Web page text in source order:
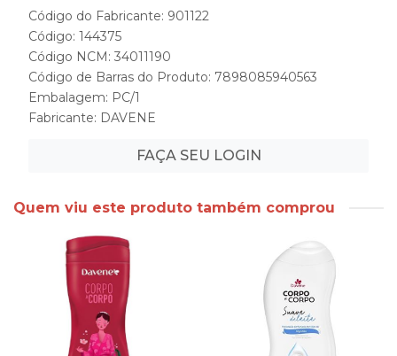
Código do Fabricante: 901122
Código: 144375
Código NCM: 34011190
Código de Barras do Produto: 7898085940563
Embalagem: PC/1
Fabricante: DAVENE
FAÇA SEU LOGIN
Quem viu este produto também comprou